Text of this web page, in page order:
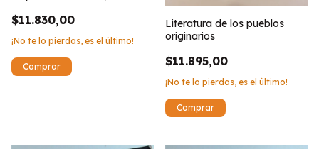
$11.830,00
¡No te lo pierdas, es el último!
Literatura de los pueblos
originarios
$11.895,00
¡No te lo pierdas, es el último!